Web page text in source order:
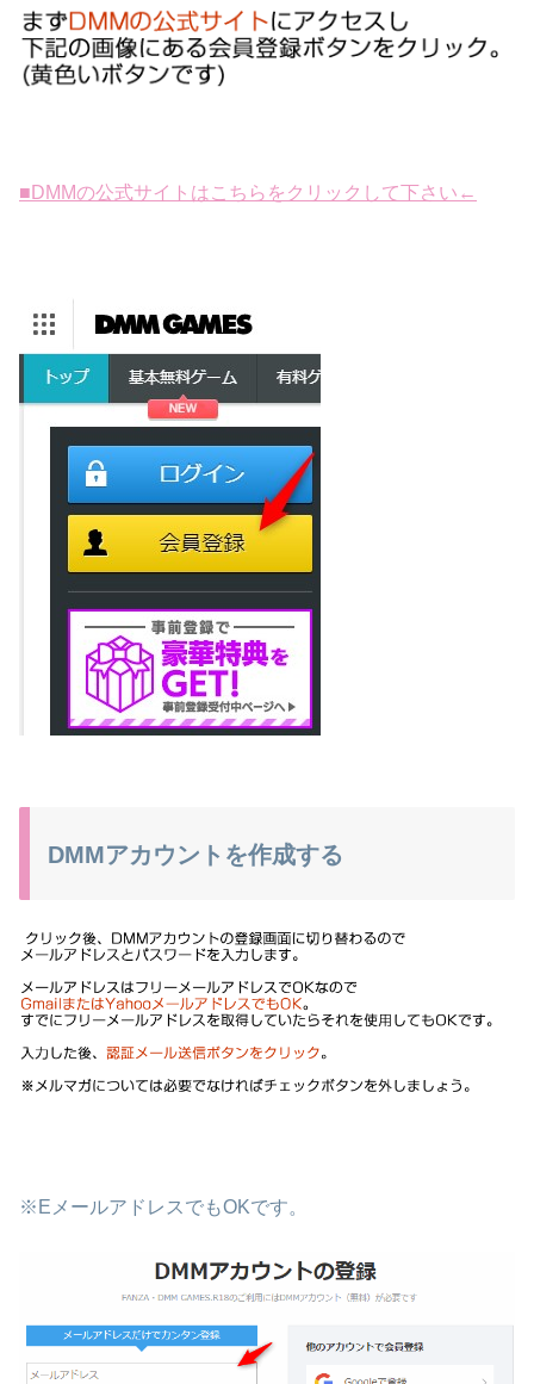
■DMMの公式サイトはこちらをクリックして下さい←
DMMアカウントを作成する
※EメールアドレスでもOKです。